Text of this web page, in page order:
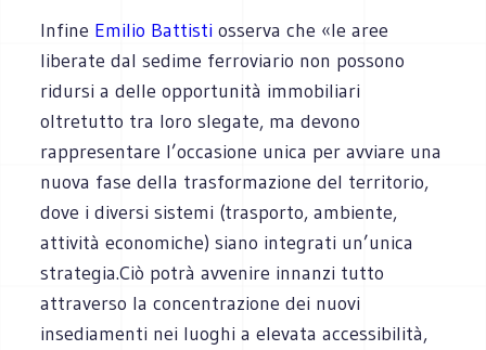
Infine Emilio Battistiosserva che «le aree
liberate dal sedime ferroviario non possono
ridursi a delle opportunità immobiliari
oltretutto tra loro slegate, ma devono
rappresentare l’occasione unica per avviare una
nuova fase della trasformazione del territorio,
dove i diversi sistemi (trasporto, ambiente,
attività economiche) siano integrati un’unica
strategia.Ciò potrà avvenire innanzi tutto
attraverso la concentrazione dei nuovi
insediamenti nei luoghi a elevata accessibilità,